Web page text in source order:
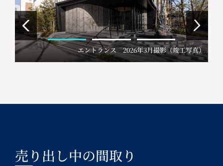
エントランス 2026年3月撮影（竣工写真）
売り出し中の間取り